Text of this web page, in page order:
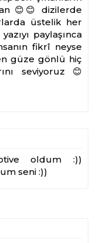
😊😊 dizilerde
üstelik her
paylaşınca
fikrî neyse
güze gönlü hiç
seviyoruz 😊
oldum :))
seni :))